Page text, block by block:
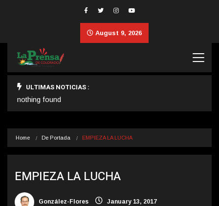
August 9, 2026
ULTIMAS NOTICIAS :
nothing found
Home De Portada EMPIEZA LA LUCHA
EMPIEZA LA LUCHA
González-Flores January 13, 2017